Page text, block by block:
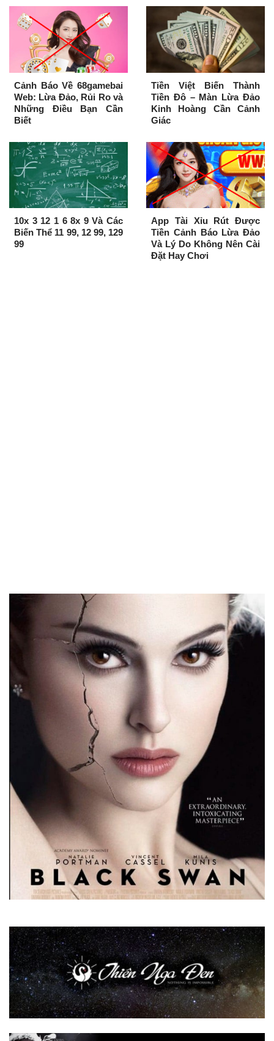
Cảnh Báo Về 68gamebai
Web: Lừa Đảo, Rủi Ro và
Những Điều Bạn Cần
Biết
Tiền Việt Biến Thành
Tiền Đô – Màn Lừa Đảo
Kinh Hoàng Cần Cảnh
Giác
10x 3 12 1 6 8x 9 Và Các
Biến Thể 11 99, 12 99, 129
99
App Tài Xỉu Rút Được
Tiền Cảnh Báo Lừa Đảo
Và Lý Do Không Nên Cài
Đặt Hay Chơi